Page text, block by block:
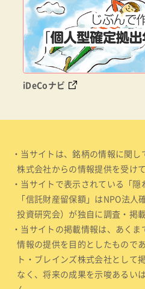
iDeCoナビ
・当サイトは、銘柄の情報に関
株式会社からの情報提供を受けて
・当サイトで表示されている「隠
「信託財産留保額」はNPO法人
投資研究会）が独自に調査・掲
・当サイトの掲載情報は、あく
情報の提供を目的としたもので
ト・ブレインズ株式会社として
なく、将来の成果を示唆あるい